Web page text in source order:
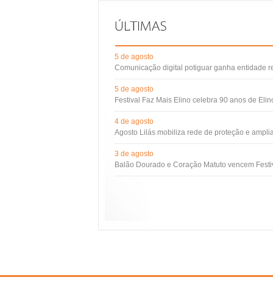
5 de agosto
Comunicação digital potiguar ganha entidade
5 de agosto
Festival Faz Mais Elino celebra 90 anos de
4 de agosto
Agosto Lilás mobiliza rede de proteção e
3 de agosto
Balão Dourado e Coração Matuto vencem